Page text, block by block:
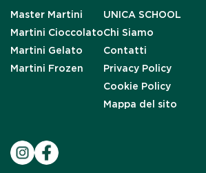
Master Martini
Martini Cioccolato
Martini Gelato
Martini Frozen
UNICA SCHOOL
Chi Siamo
Contatti
Privacy Policy
Cookie Policy
Mappa del sito